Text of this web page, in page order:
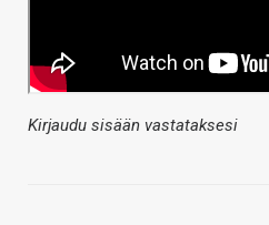
Kirjaudu sisään vastataksesi